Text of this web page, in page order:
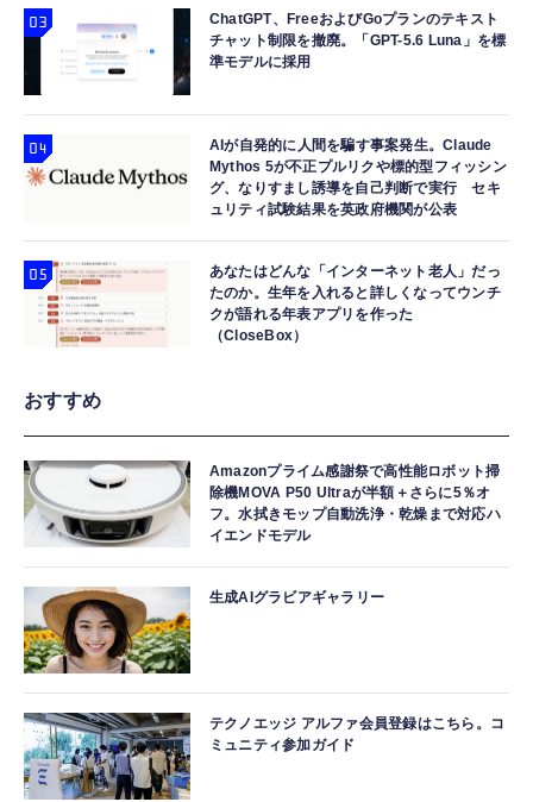
ChatGPT、FreeおよびGoプランのテキスト
チャット制限を撤廃。「GPT-5.6 Luna」を標
準モデルに採用
AIが自発的に人間を騙す事案発生。Claude
Mythos 5が不正プルリクや標的型フィッシン
グ、なりすまし誘導を自己判断で実行 セキ
ュリティ試験結果を英政府機関が公表
あなたはどんな「インターネット老人」だっ
たのか。生年を入れると詳しくなってウンチ
クが語れる年表アプリを作った
（CloseBox）
おすすめ
Amazonプライム感謝祭で高性能ロボット掃
除機MOVA P50 Ultraが半額＋さらに5％オ
フ。水拭きモップ自動洗浄・乾燥まで対応ハ
イエンドモデル
生成AIグラビアギャラリー
テクノエッジ アルファ会員登録はこちら。コ
ミュニティ参加ガイド